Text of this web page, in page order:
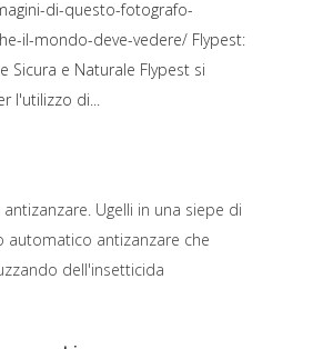
di-questo-fotografo-
il-mondo-deve-vedere/ Flypest:
Sicura e Naturale Flypest si
l'utilizzo di